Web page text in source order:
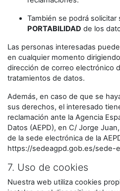
También se podrá solicitar
PORTABILIDAD de los
Las personas interesadas
en cualquier momento
dirección de correo electrónico
tratamientos de datos.
Además, en caso de que se
sus derechos, el interesado
reclamación ante la Agencia
Datos (AEPD), en C/ Jorge
de la sede electrónica de la
https://sedeagpd.gob.es/sede-
7. Uso de cookies
Nuestra web utiliza cookies